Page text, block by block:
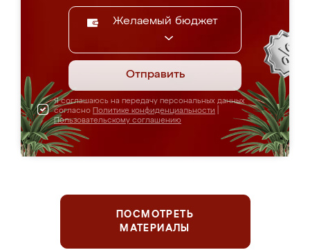
Желаемый бюджет
Отправить
Я соглашаюсь на передачу персональных данных
согласно Политике конфиденциальности
Пользовательскому соглашению
ПОСМОТРЕТЬ
МАТЕРИАЛЫ